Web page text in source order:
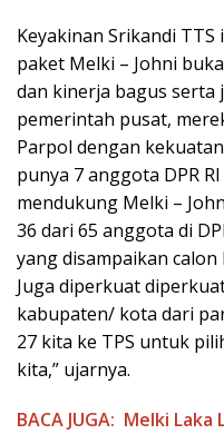
Keyakinan Srikandi
paket Melki – Johni
dan kinerja bagus serta
pemerintah pusat,
Parpol dengan
punya 7 anggota DPR
mendukung Melki –
36 dari 65 anggota di
yang disampaikan
Juga diperkuat
kabupaten/ kota dari
27 kita ke TPS untuk
kita,” ujarnya.
BACA JUGA: Melki Laka